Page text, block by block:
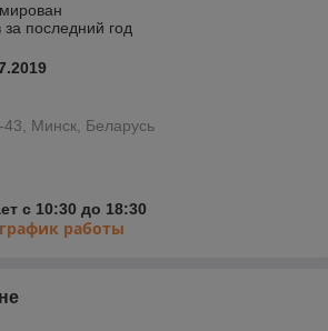
последний год
43, Минск, Беларусь
с 10:30 до 18:30
работы